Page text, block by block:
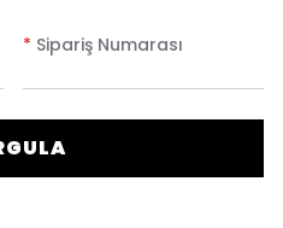
* Sipariş Numarası